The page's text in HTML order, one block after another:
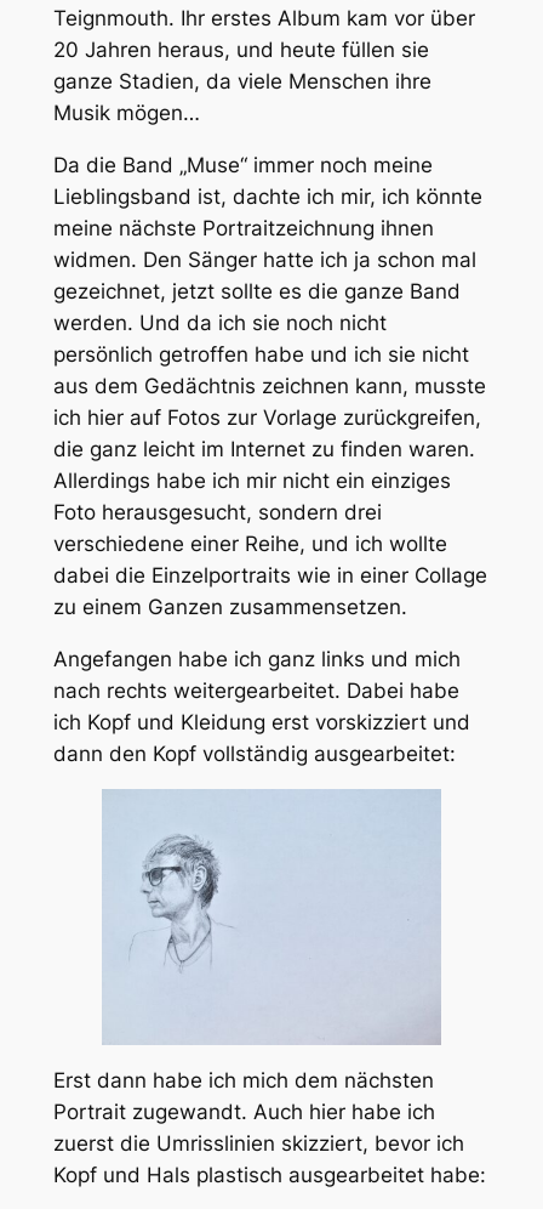
Teignmouth. Ihr erstes Album kam vor über
20 Jahren heraus, und heute füllen sie
ganze Stadien, da viele Menschen ihre
Musik mögen…
Da die Band „Muse“ immer noch meine
Lieblingsband ist, dachte ich mir, ich könnte
meine nächste Portraitzeichnung ihnen
widmen. Den Sänger hatte ich ja schon mal
gezeichnet, jetzt sollte es die ganze Band
werden. Und da ich sie noch nicht
persönlich getroffen habe und ich sie nicht
aus dem Gedächtnis zeichnen kann, musste
ich hier auf Fotos zur Vorlage zurückgreifen,
die ganz leicht im Internet zu finden waren.
Allerdings habe ich mir nicht ein einziges
Foto herausgesucht, sondern drei
verschiedene einer Reihe, und ich wollte
dabei die Einzelportraits wie in einer Collage
zu einem Ganzen zusammensetzen.
Angefangen habe ich ganz links und mich
nach rechts weitergearbeitet. Dabei habe
ich Kopf und Kleidung erst vorskizziert und
dann den Kopf vollständig ausgearbeitet:
Erst dann habe ich mich dem nächsten
Portrait zugewandt. Auch hier habe ich
zuerst die Umrisslinien skizziert, bevor ich
Kopf und Hals plastisch ausgearbeitet habe: